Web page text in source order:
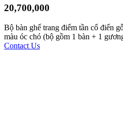
20,700,000
Bộ bàn ghế trang điểm tần cổ điển
màu óc chó (bộ gồm 1 bàn + 1
Contact Us